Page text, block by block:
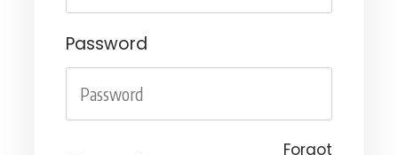
Password
Forgot